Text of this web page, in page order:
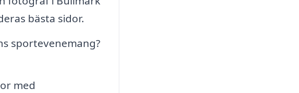
bästa sidor.
sportevenemang?
med